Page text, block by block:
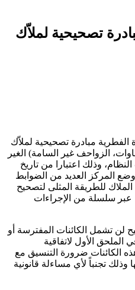
تصحيحية لملاّك
الفطرية مبادرة تصحيحية لملاّك
الزواحف غير السامة) الغير
وذلك اعتبارا من تاريخ
٢٠٢٣ حتى تاريخ ١-٧-٢٠٢٤ ووضع المركز العديد من الضوابط
للطريقة المثلى لتصحيح
سلسلة من الإجراءات
لن تشمل الكائنات المفترسة أو
الملحق الأول لاتفاقية
الكائنات ضرورة التنسيق مع
وذلك تجنباً لأي مساءلة قانونية